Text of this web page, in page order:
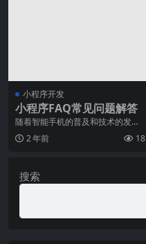
小程序开发
小程序FAQ常见问题解答
随着智能手机的普及和技术的发
展，小程序已成为人们生活中不可
或缺的一部分。作为一种
2 年前 18
搜索